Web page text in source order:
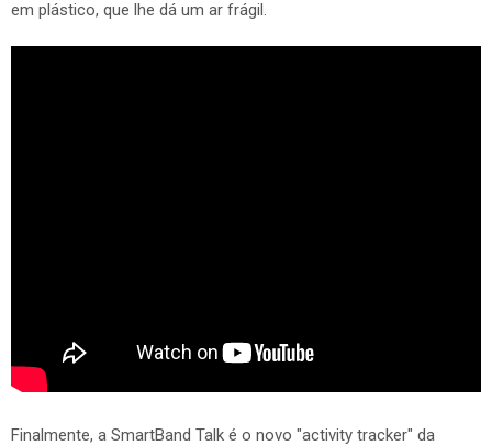
em plástico, que lhe dá um ar frágil.
Finalmente, a SmartBand Talk é o novo "activity tracker" da